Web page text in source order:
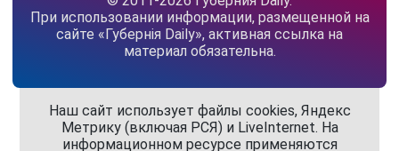
При использовании информации, размещенной на
сайте «Губернiя Daily», активная ссылка на
материал обязательна.
Наш сайт использует файлы cookies, Яндекс
Метрику (включая РСЯ) и LiveInternet. На
информационном ресурсе применяются